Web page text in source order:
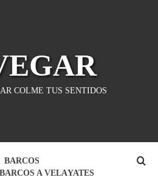
COLME TUS SENTIDOS
BARCOS
BARCOS A VELAYATES